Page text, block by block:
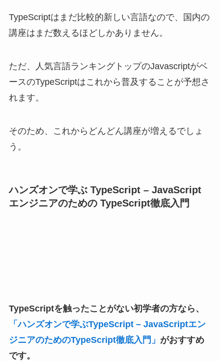
TypeScriptはまだ比較的新しい言語なので、国内の
講座はまだ数えるほどしかありません。
ただ、人気言語ランキングトップのJavascriptがベ
ースのTypeScriptはこれから普及することが予想さ
れます。
そのため、これからどんどん講座が増えるでしょ
う。
ハンズオンで学ぶ TypeScript – JavaScript
エンジニアのための TypeScript徹底入門
TypeScriptを触ったことがない初学者の方なら、
「ハンズオンで学ぶTypeScript – JavaScriptエン
ジニアのためのTypeScript徹底入門」 がおすすめ
です。